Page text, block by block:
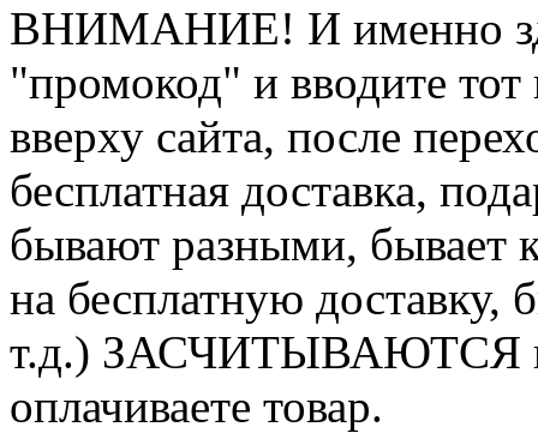
ВНИМАНИЕ! И именно
"промокод" и вводите тот
вверху сайта, после
бесплатная доставка,
бывают разными, бывает
на бесплатную доставку,
т.д.) ЗАСЧИТЫВАЮТСЯ
оплачиваете товар.